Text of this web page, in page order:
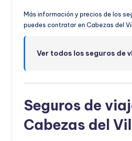
Más información y precios de los
puedes contratar en Cabezas del
Ver todos los seguros de
Seguros de
Cabezas del